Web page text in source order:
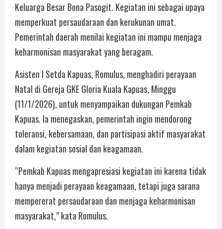
Keluarga Besar Bona Pasogit. Kegiatan ini sebagai upaya
memperkuat persaudaraan dan kerukunan umat.
Pemerintah daerah menilai kegiatan ini mampu menjaga
keharmonisan masyarakat yang beragam.
Asisten I Setda Kapuas, Romulus, menghadiri perayaan
Natal di Gereja GKE Gloria Kuala Kapuas, Minggu
(11/1/2026), untuk menyampaikan dukungan Pemkab
Kapuas. Ia menegaskan, pemerintah ingin mendorong
toleransi, kebersamaan, dan partisipasi aktif masyarakat
dalam kegiatan sosial dan keagamaan.
“Pemkab Kapuas mengapresiasi kegiatan ini karena tidak
hanya menjadi perayaan keagamaan, tetapi juga sarana
mempererat persaudaraan dan menjaga keharmonisan
masyarakat,” kata Romulus.